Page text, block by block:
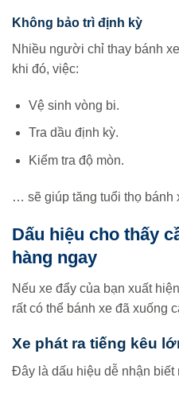
Không bảo trì định kỳ
Nhiều người chỉ thay bánh
khi đó, việc:
Vệ sinh vòng bi.
Tra dầu định kỳ.
Kiểm tra độ mòn.
… sẽ giúp tăng tuổi thọ bánh
Dấu hiệu cho thấy
hàng ngay
Nếu xe đẩy của bạn xuất
rất có thể bánh xe đã xuống
Xe phát ra tiếng kêu
Đây là dấu hiệu dễ nhận biết